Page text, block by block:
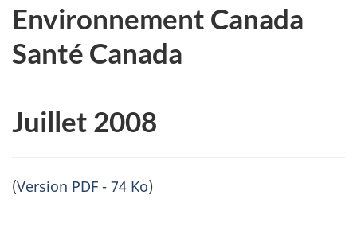
Environnement Canada
Santé Canada
Juillet 2008
(Version PDF - 74 Ko)